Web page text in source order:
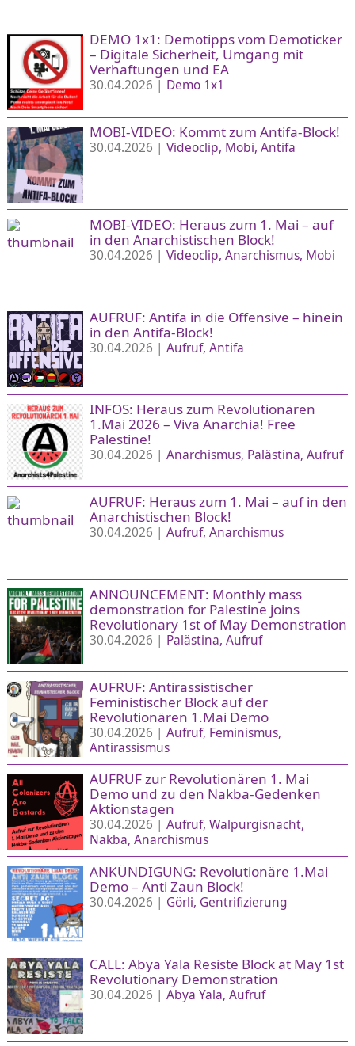
DEMO 1x1: Demotipps vom Demoticker
– Digitale Sicherheit, Umgang mit
Verhaftungen und EA
30.04.2026 | Demo 1x1
MOBI-VIDEO: Kommt zum Antifa-Block!
30.04.2026 |Videoclip Mobi Antifa
MOBI-VIDEO: Heraus zum 1. Mai – auf
in den Anarchistischen Block!
30.04.2026 |Videoclip Anarchismus Mobi
AUFRUF: Antifa in die Offensive – hinein
in den Antifa-Block!
30.04.2026 |Aufruf Antifa
INFOS: Heraus zum Revolutionären
1.Mai 2026 – Viva Anarchia! Free
Palestine!
30.04.2026 |Anarchismus Palästina Aufruf
AUFRUF: Heraus zum 1. Mai – auf in den
Anarchistischen Block!
30.04.2026 |Aufruf Anarchismus
ANNOUNCEMENT: Monthly mass
demonstration for Palestine joins
Revolutionary 1st of May Demonstration
30.04.2026 | Palästina Aufruf
AUFRUF: Antirassistischer
Feministischer Block auf der
Revolutionären 1.Mai Demo
30.04.2026 |Aufruf Feminismus
Antirassismus
AUFRUF zur Revolutionären 1. Mai
Demo und zu den Nakba-Gedenken
Aktionstagen
30.04.2026 |Aufruf Walpurgisnacht
Nakba Anarchismus
ANKÜNDIGUNG: Revolutionäre 1.Mai
Demo – Anti Zaun Block!
30.04.2026 | Görli Gentrifizierung
CALL: Abya Yala Resiste Block at May 1st
Revolutionary Demonstration
30.04.2026 |Abya Yala Aufruf